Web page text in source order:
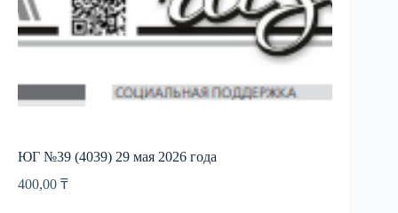
ЮГ №39 (4039) 29 мая 2026 года
400,00 ₸